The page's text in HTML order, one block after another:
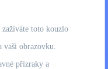
toto kouzlo
vaši obrazovku.
přízraky a